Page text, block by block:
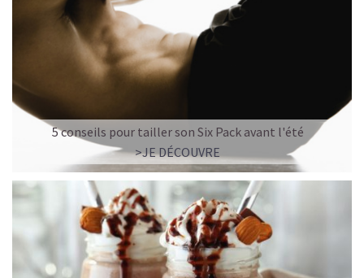
5 conseils pour tailler son Six Pack avant l'été
>JE DÉCOUVRE